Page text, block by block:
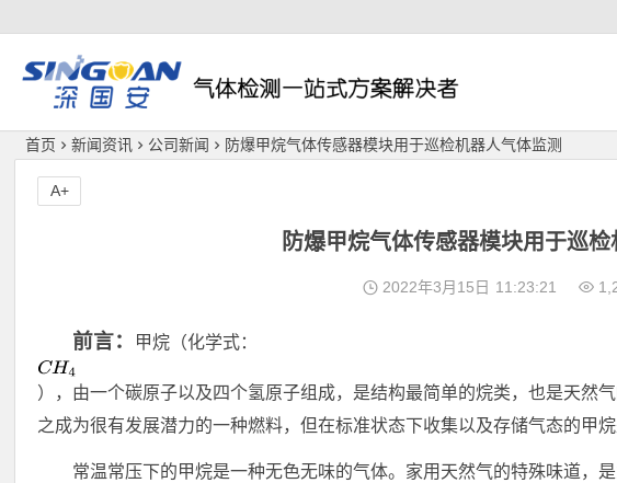
深国安
首页 新闻资讯 公司新闻 防爆甲烷气体传感器模块用于巡检机器人气体监测
防爆甲烷气体传感器模块用于巡检
2022年3月15日 11:23:21
前言： 甲烷（化学式：
），由一个碳原子以及四个氢原子组成，是结构最简单的烷类，也是天然
之成为很有发展潜力的一种燃料，但在标准状态下收集以及存储气态的甲
常温常压下的甲烷是一种无色无味的气体。家用天然气的特殊味道，
A+